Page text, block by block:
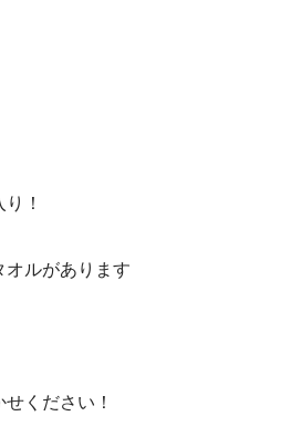
！
オルがあります
ください！